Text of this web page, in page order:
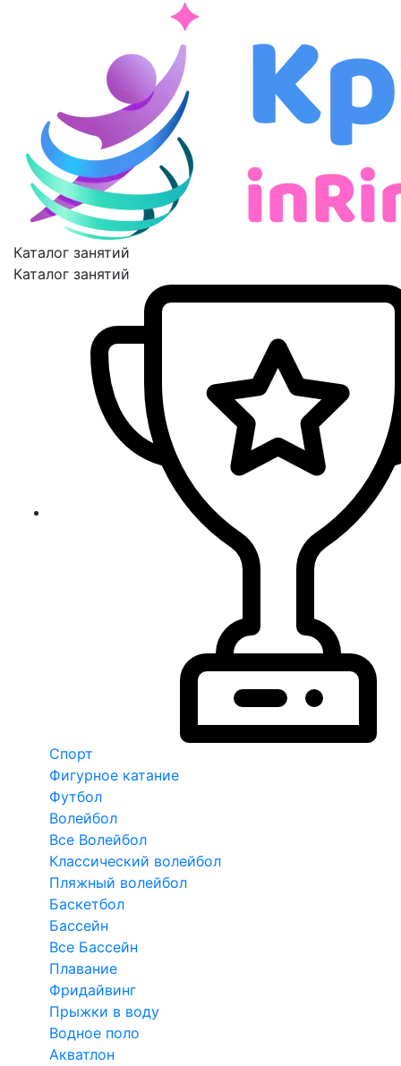
Каталог занятий
Каталог занятий
Спорт
Фигурное катание
Футбол
Волейбол
Все Волейбол
Классический волейбол
Пляжный волейбол
Баскетбол
Бассейн
Все Бассейн
Плавание
Фридайвинг
Прыжки в воду
Водное поло
Акватлон